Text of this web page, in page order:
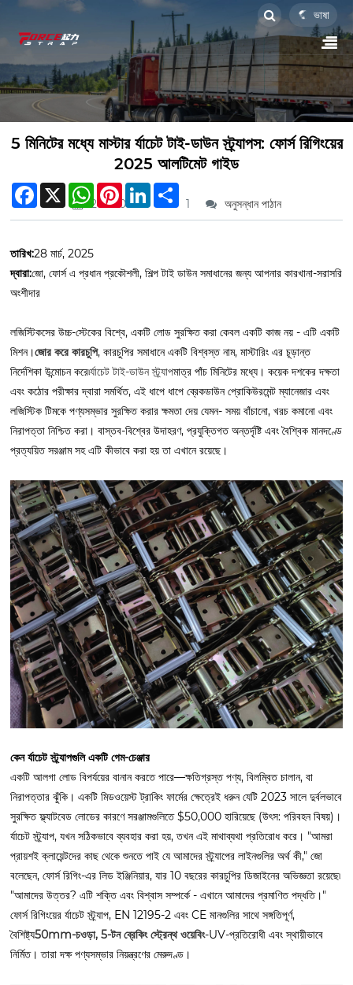
ভাষা
5 মিনিটের মধ্যে মাস্টার র্যাচেট টাই-ডাউন স্ট্র্যাপস: ফোর্স রিগিংয়ের
2025 আলটিমেট গাইড
2025.03.28 1 অনুসন্ধান পাঠান
Facebook
X WhatsAppPinterestLinkedIn
তারিখ:28 মার্চ, 2025
দ্বারা:জো, ফোর্স এ প্রধান প্রকৌশলী, শিল্প টাই ডাউন সমাধানের জন্য আপনার কারখানা-সরাসরি
অংশীদার
লজিস্টিকসের উচ্চ-স্টেকের বিশ্বে, একটি লোড সুরক্ষিত করা কেবল একটি কাজ নয় - এটি একটি
মিশন।জোর করে কারচুপি, কারচুপির সমাধানে একটি বিশ্বস্ত নাম, মাস্টারিং এর চূড়ান্ত
নির্দেশিকা উন্মোচন করে৷র্যাচেট টাই-ডাউন স্ট্র্যাপমাত্র পাঁচ মিনিটের মধ্যে। কয়েক দশকের দক্ষতা
এবং কঠোর পরীক্ষার দ্বারা সমর্থিত, এই ধাপে ধাপে ব্রেকডাউন প্রোকিউরমেন্ট ম্যানেজার এবং
লজিস্টিক টিমকে পণ্যসম্ভার সুরক্ষিত করার ক্ষমতা দেয় যেমন- সময় বাঁচানো, খরচ কমানো এবং
নিরাপত্তা নিশ্চিত করা। বাস্তব-বিশ্বের উদাহরণ, প্রযুক্তিগত অন্তর্দৃষ্টি এবং বৈশ্বিক মানদণ্ডে
প্রত্যয়িত সরঞ্জাম সহ এটি কীভাবে করা হয় তা এখানে রয়েছে।
কেন র্যাচেট স্ট্র্যাপগুলি একটি গেম-চেঞ্জার
একটি আলগা লোড বিপর্যয়ের বানান করতে পারে—ক্ষতিগ্রস্ত পণ্য, বিলম্বিত চালান, বা
নিরাপত্তার ঝুঁকি। একটি মিডওয়েস্ট ট্রাকিং ফার্মের ক্ষেত্রেই ধরুন যেটি 2023 সালে দুর্বলভাবে
সুরক্ষিত ফ্ল্যাটবেড লোডের কারণে সরঞ্জামগুলিতে $50,000 হারিয়েছে (উৎস: পরিবহন বিষয়)।
র্যাচেট স্ট্র্যাপ, যখন সঠিকভাবে ব্যবহার করা হয়, তখন এই মাথাব্যথা প্রতিরোধ করে। "আমরা
প্রায়শই ক্লায়েন্টদের কাছ থেকে শুনতে পাই যে আমাদের স্ট্র্যাপের লাইনগুলির অর্থ কী," জো
বলেছেন, ফোর্স রিগিং-এর লিড ইঞ্জিনিয়ার, যার 10 বছরের কারচুপির ডিজাইনের অভিজ্ঞতা রয়েছে৷
"আমাদের উত্তর? এটি শক্তি এবং বিশ্বাস সম্পর্কে - এখানে আমাদের প্রমাণিত পদ্ধতি।"
ফোর্স রিগিংয়ের র্যাচেট স্ট্র্যাপ, EN 12195-2 এবং CE মানগুলির সাথে সঙ্গতিপূর্ণ,
বৈশিষ্ট্য50mm-চওড়া, 5-টন ব্রেকিং স্ট্রেন্থ ওয়েবিং-UV-প্রতিরোধী এবং স্থায়ীভাবে
নির্মিত। তারা দক্ষ পণ্যসম্ভার নিয়ন্ত্রণের মেরুদণ্ড।